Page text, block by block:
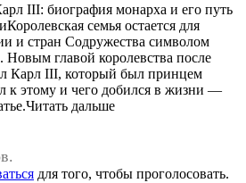
III: биография монарха и его путь
семья остается для
и стран Содружества символом
Новым главой королевства после
Карл III, который был принцем
к этому и чего добился в жизни —
дальше
для того, чтобы проголосовать.